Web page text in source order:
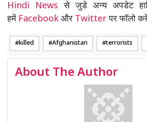
Hindi Newsसे जुडे अन्य अपडेट
हमें Facebook और Twitterपर फॉलो
killed Afghanistan terrorists
About The Author